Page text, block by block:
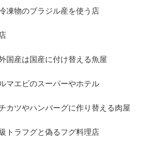
凍物のブラジル産を使う店
国産は国産に付け替える魚屋
マエビのスーパーやホテル
カツやハンバーグに作り替える肉屋
トラフグと偽るフグ料理店